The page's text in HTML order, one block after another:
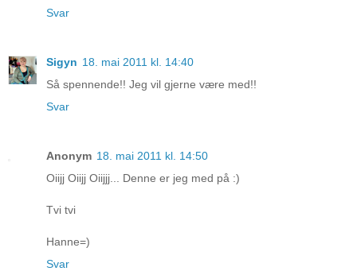
Svar
Sigyn 18. mai 2011 kl. 14:40
Så spennende!! Jeg vil gjerne være med!!
Svar
Anonym 18. mai 2011 kl. 14:50
Oiijj Oiijj Oiijjj... Denne er jeg med på :)
Tvi tvi
Hanne=)
Svar